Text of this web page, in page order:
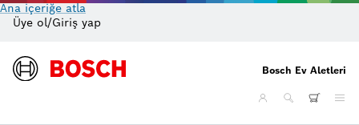
Ana içeriğe atla
Üye ol/Giriş yap
Bosch Ev Aletleri